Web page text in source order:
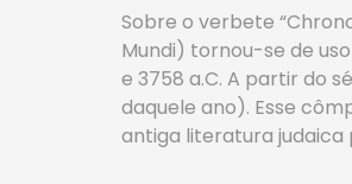
Sobre o verbete
Mundi) tornou-se de
e 3758 a.C. A partir do
daquele ano). Esse
antiga literatura judaica